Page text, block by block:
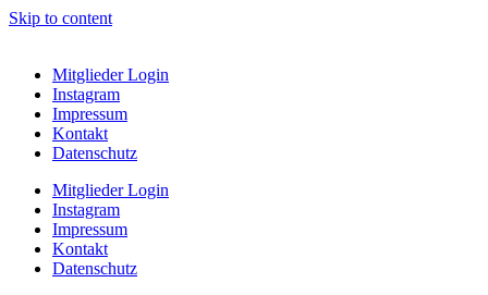
Skip to content
Mitglieder Login
Instagram
Impressum
Kontakt
Datenschutz
Mitglieder Login
Instagram
Impressum
Kontakt
Datenschutz